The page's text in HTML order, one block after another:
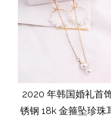
年韩国婚礼首饰不
钢 18k 金箍坠珍珠耳环